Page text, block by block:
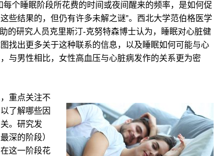
个睡眠阶段所花费的时间或夜间醒来的频率，是如何促
些结果的，但仍有许多未解之谜”。西北大学范伯格医学
的研究人员克里斯汀-克努特森博士认为，睡眠对心脏健
找出更多关于这种联系的信息，以及睡眠如何可能与心
与男性相比，女性高血压与心脏病发作的关系更为密
，重点关注不
了解哪些因
。研究发
深的阶段）
这一阶段花